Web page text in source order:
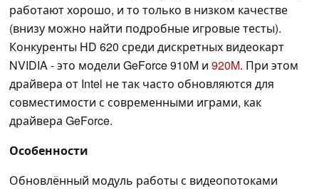
работают хорошо, и то только в низком качестве
(внизу можно найти подробные игровые тесты).
Конкуренты HD 620 среди дискретных видеокарт
NVIDIA - это модели GeForce 910M и 920M. При этом
драйвера от Intel не так часто обновляются для
совместимости с современными играми, как
драйвера GeForce.
Особенности
Обновлённый модуль работы с видеопотоками